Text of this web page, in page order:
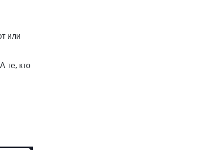
или
те, кто